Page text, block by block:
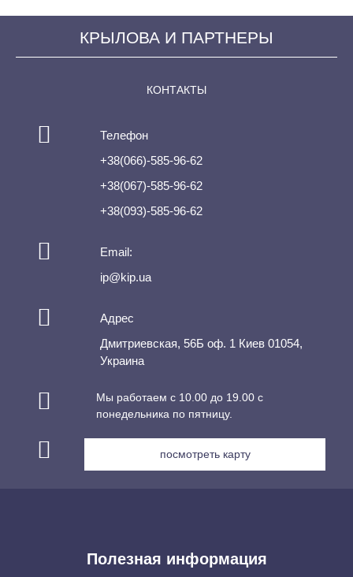
КРЫЛОВА И ПАРТНЕРЫ
КОНТАКТЫ
Телефон
+38(066)-585-96-62
+38(067)-585-96-62
+38(093)-585-96-62
Email:
ip@kip.ua
Адрес
Дмитриевская, 56Б оф. 1 Киев 01054,
Украина
Мы работаем с 10.00 до 19.00 с
понедельника по пятницу.
посмотреть карту
Полезная информация